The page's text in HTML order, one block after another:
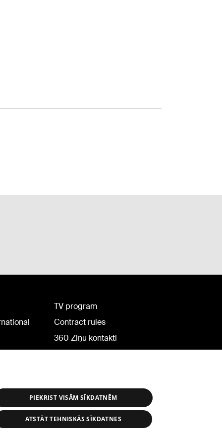
TV program
Contract rules
360 Ziņu kontakti
PIEKRIST VISĀM SĪKDATNĒM
ATSTĀT TEHNISKĀS SĪKDATNES